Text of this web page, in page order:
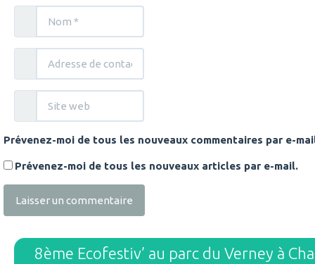
Prévenez-moi de tous les nouveaux commentaires par e-
Prévenez-moi de tous les nouveaux articles par e-mail.
8ème Ecofestiv’ au parc du Verney à